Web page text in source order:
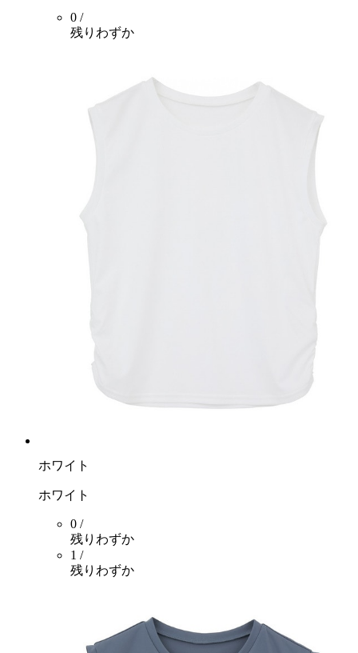
0 /
残りわずか
ホワイト
ホワイト
0 /
残りわずか
1 /
残りわずか